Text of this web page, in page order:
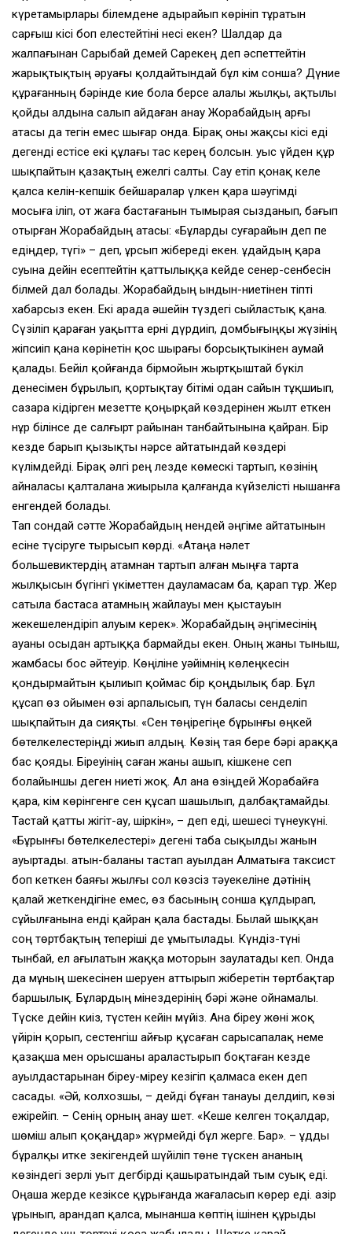
күретамырлары бiлемдене адырайып көрiнiп тұратын
сарғыш кiсi боп елестейтiнi несi екен? Шалдар да
жалпағынан Сарыбай демей Сарекең деп әспеттейтiн
жарықтықтың әруағы қолдайтындай бұл кiм сонша? Дүние
құрағанның бәрiнде кие бола берсе алалы жылқы, ақтылы
қойды алдына салып айдаған анау Жорабайдың арғы
атасы да тегiн емес шығар онда. Бiрақ оны жақсы кiсi едi
дегендi естiсе екi құлағы тас керең болсын. Қуыс үйден құр
шықпайтын қазақтың ежелгi салты. Сау етiп қонақ келе
қалса келiн-кепшiк бейшаралар үлкен қара шәугiмдi
мосыға iлiп, от жаға бастағанын тымырая сызданып, бағып
отырған Жорабайдың атасы: «Бұларды суғарайын деп пе
едiңдер, түгi» – деп, ұрсып жiбередi екен. Құдайдың қара
суына дейiн есептейтiн қаттылыққа кейде сенер-сенбесiн
бiлмей дал болады. Жорабайдың ындын-ниетiнен тiптi
хабарсыз екен. Екi арада әшейiн түздегi сыйластық қана.
Сүзiлiп қараған уақытта ернi дүрдиiп, домбығыңқы жүзiнiң
жiпсиiп қана көрiнетiн қос шырағы борсықтыкiнен аумай
қалады. Бейiл қойғанда бiрмойын жыртқыштай бүкiл
денесiмен бұрылып, қортықтау бiтiмi одан сайын тұқшиып,
сазара кiдiрген мезетте қоңырқай көздерiнен жылт еткен
нұр бiлiнсе де салғырт райынан танбайтынына қайран. Бiр
кезде барып қызықты нәрсе айтатындай көздерi
күлiмдейдi. Бiрақ әлгi рең лезде көмескi тартып, көзiнiң
айналасы қалталана жиырыла қалғанда күйзелiстi нышанға
енгендей болады.
Тап сондай сәтте Жорабайдың нендей әңгiме айтатынын
есiне түсiруге тырысып көрдi. «Атаңа нәлет
большевиктердiң атамнан тартып алған мыңға тарта
жылқысын бүгiнгi үкiметтен дауламасам ба, қарап тұр. Жер
сатыла бастаса атамның жайлауы мен қыстауын
жекешелендiрiп алуым керек». Жорабайдың әңгiмесiнiң
ауаны осыдан артыққа бармайды екен. Оның жаны тыныш,
жамбасы бос әйтеуiр. Көңiлiне уәйiмнiң көлеңкесiн
қондырмайтын қылиып қоймас бiр қоңдылық бар. Бұл
құсап өз ойымен өзi арпалысып, түн баласы сенделiп
шықпайтын да сияқты. «Сен төңiрегiңе бұрынғы өңкей
бөтелкелестерiңдi жиып алдың. Көзiң тая бере бәрi араққа
бас қояды. Бiреуiнiң саған жаны ашып, кiшкене сеп
болайыншы деген ниетi жоқ. Ал ана өзiңдей Жорабайға
қара, кiм көрiнгенге сен құсап шашылып, далбақтамайды.
Тастай қатты жiгiт-ау, шiркiн», – деп едi, шешесi түнеукүнi.
«Бұрынғы бөтелкелестерi» дегенi таба сықылды жанын
ауыртады. Қатын-баланы тастап ауылдан Алматыға таксист
боп кеткен баяғы жылғы сол көзсiз тәуекелiне дәтiнiң
қалай жеткендiгiне емес, өз басының сонша құлдырап,
сұйылғанына ендi қайран қала бастады. Былай шыққан
соң төртбақтың теперiшi де ұмытылады. Күндiз-түнi
тынбай, ел ағылатын жаққа моторын заулатады кеп. Онда
да мұның шекесiнен шеруен аттырып жiберетiн төртбақтар
баршылық. Бұлардың мiнездерiнiң бәрi және ойнамалы.
Түске дейiн киiз, түстен кейiн мүйiз. Ана бiреу жөнi жоқ
үйiрiн қорып, сестенгiш айғыр құсаған сарысапалақ неме
қазақша мен орысшаны араластырып боқтаған кезде
ауылдастарынан бiреу-мiреу кезiгiп қалмаса екен деп
сасады. «Әй, колхозшы, – дейдi бұған танауы делдиiп, көзi
ежiрейiп. – Сенiң орның анау шет. «Кеше келген тоқалдар,
шөмiш алып қоқаңдар» жүрмейдi бұл жерге. Бар». – Құдды
бұралқы итке зекiгендей шүйiлiп төне түскен ананың
көзiндегi зерлi уыт дегбiрдi қашыратындай тым суық едi.
Оңаша жерде кезiксе құрығанда жағаласып көрер едi. Қазiр
ұрынып, арандап қалса, мынанша көптiң iшiнен құрыды